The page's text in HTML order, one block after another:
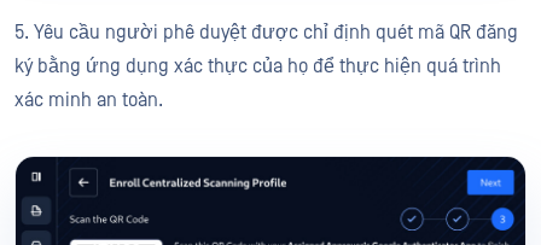
5. Yêu cầu người phê duyệt được chỉ định quét mã QR đăng
ký bằng ứng dụng xác thực của họ để thực hiện quá trình
xác minh an toàn.